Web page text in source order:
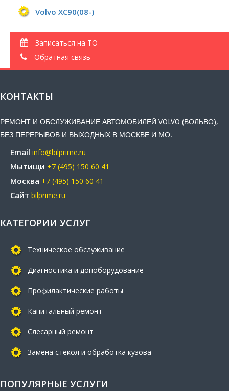
Volvo XC90(08-)
Записаться на ТО
Обратная связь
КОНТАКТЫ
РЕМОНТ И ОБСЛУЖИВАНИЕ АВТОМОБИЛЕЙ VOLVO (ВОЛЬВО),
БЕЗ ПЕРЕРЫВОВ И ВЫХОДНЫХ В МОСКВЕ И МО.
Email info@bilprime.ru
Мытищи +7 (495) 150 60 41
Москва +7 (495) 150 60 41
Сайт bilprime.ru
КАТЕГОРИИ УСЛУГ
Техническое обслуживание
Диагностика и допоборудование
Профилактические работы
Капитальный ремонт
Слесарный ремонт
Замена стекол и обработка кузова
ПОПУЛЯРНЫЕ УСЛУГИ